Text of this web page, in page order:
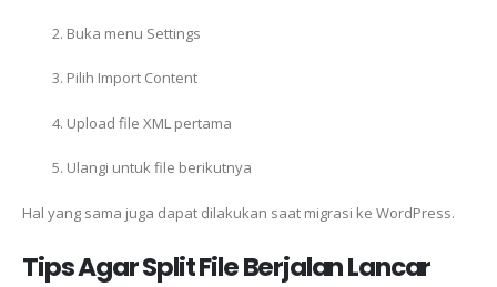
Buka menu Settings
Pilih Import Content
Upload file XML pertama
Ulangi untuk file berikutnya
Hal yang sama juga dapat dilakukan saat migrasi ke WordPress.
Tips Agar Split File Berjalan Lancar